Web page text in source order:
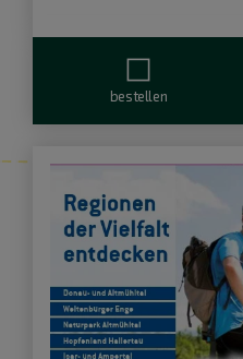
bestellen